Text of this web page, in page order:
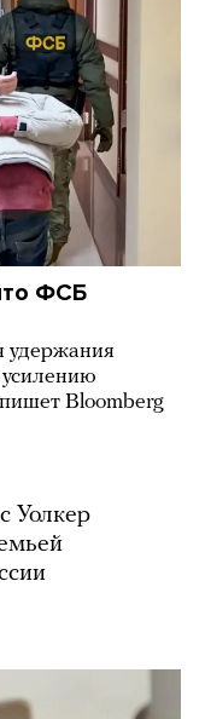
ФСБ
удержания
усилению
Bloomberg
Уолкер